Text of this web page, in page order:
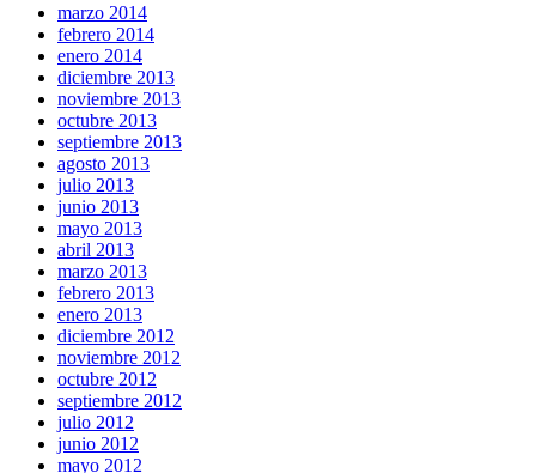
marzo 2014
febrero 2014
enero 2014
diciembre 2013
noviembre 2013
octubre 2013
septiembre 2013
agosto 2013
julio 2013
junio 2013
mayo 2013
abril 2013
marzo 2013
febrero 2013
enero 2013
diciembre 2012
noviembre 2012
octubre 2012
septiembre 2012
julio 2012
junio 2012
mayo 2012